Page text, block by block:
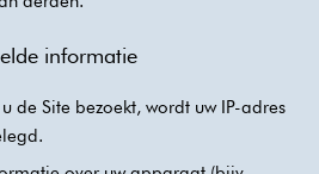
informatie
de Site bezoekt, wordt uw IP-adres